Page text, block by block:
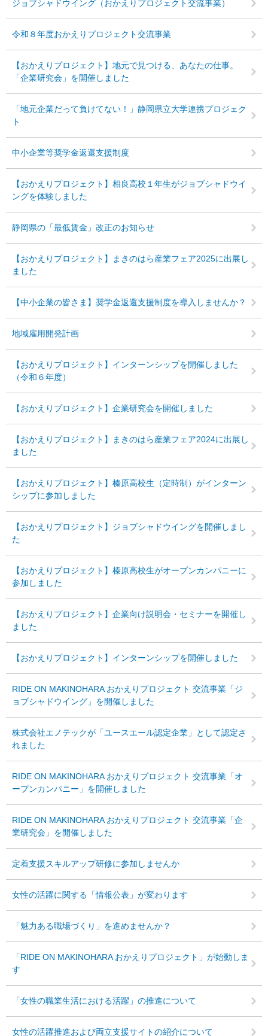
ジョブシャドウイング（おかえりプロジェクト交流事業）
令和８年度おかえりプロジェクト交流事業
【おかえりプロジェクト】地元で見つける、あなたの仕事。
「企業研究会」を開催しました
「地元企業だって負けてない！」静岡県立大学連携プロジェク
ト
中小企業等奨学金返還支援制度
【おかえりプロジェクト】相良高校１年生がジョブシャドウイ
ングを体験しました
静岡県の「最低賃金」改正のお知らせ
【おかえりプロジェクト】まきのはら産業フェア2025に出展し
ました
【中小企業の皆さま】奨学金返還支援制度を導入しませんか？
地域雇用開発計画
【おかえりプロジェクト】インターンシップを開催しました
（令和６年度）
【おかえりプロジェクト】企業研究会を開催しました
【おかえりプロジェクト】まきのはら産業フェア2024に出展し
ました
【おかえりプロジェクト】榛原高校生（定時制）がインターン
シップに参加しました
【おかえりプロジェクト】ジョブシャドウイングを開催しまし
た
【おかえりプロジェクト】榛原高校生がオープンカンパニーに
参加しました
【おかえりプロジェクト】企業向け説明会・セミナーを開催し
ました
【おかえりプロジェクト】インターンシップを開催しました
RIDE ON MAKINOHARA おかえりプロジェクト 交流事業「ジ
ョブシャドウイング」を開催しました
株式会社エノテックが「ユースエール認定企業」として認定さ
れました
RIDE ON MAKINOHARA おかえりプロジェクト 交流事業「オ
ープンカンパニー」を開催しました
RIDE ON MAKINOHARA おかえりプロジェクト 交流事業「企
業研究会」を開催しました
定着支援スキルアップ研修に参加しませんか
女性の活躍に関する「情報公表」が変わります
「魅力ある職場づくり」を進めませんか？
「RIDE ON MAKINOHARA おかえりプロジェクト」が始動しま
す
「女性の職業生活における活躍」の推進について
女性の活躍推進および両立支援サイトの紹介について